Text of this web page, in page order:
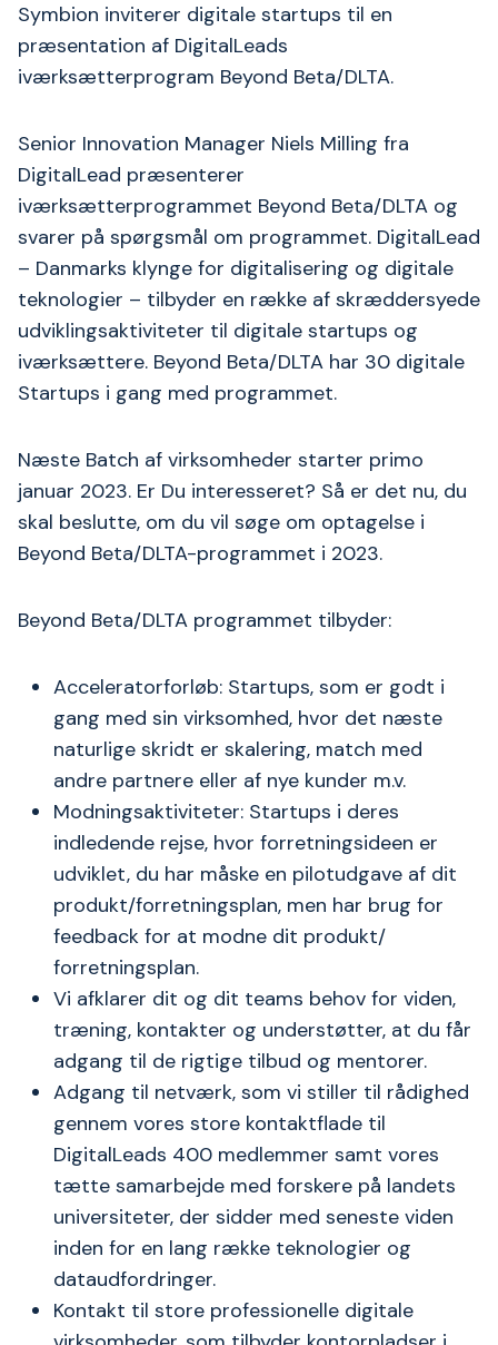
Symbion inviterer digitale startups til en
præsentation af DigitalLeads
iværksætterprogram Beyond Beta/DLTA.
Senior Innovation Manager Niels Milling fra
DigitalLead præsenterer
iværksætterprogrammet Beyond Beta/DLTA og
svarer på spørgsmål om programmet. DigitalLead
– Danmarks klynge for digitalisering og digitale
teknologier – tilbyder en række af skræddersyede
udviklingsaktiviteter til digitale startups og
iværksættere. Beyond Beta/DLTA har 30 digitale
Startups i gang med programmet.
Næste Batch af virksomheder starter primo
januar 2023. Er Du interesseret? Så er det nu, du
skal beslutte, om du vil søge om optagelse i
Beyond Beta/DLTA-programmet i 2023.
Beyond Beta/DLTA programmet tilbyder:
Acceleratorforløb: Startups, som er godt i
gang med sin virksomhed, hvor det næste
naturlige skridt er skalering, match med
andre partnere eller af nye kunder m.v.
Modningsaktiviteter: Startups i deres
indledende rejse, hvor forretningsideen er
udviklet, du har måske en pilotudgave af dit
produkt/forretningsplan, men har brug for
feedback for at modne dit produkt/
forretningsplan.
Vi afklarer dit og dit teams behov for viden,
træning, kontakter og understøtter, at du får
adgang til de rigtige tilbud og mentorer.
Adgang til netværk, som vi stiller til rådighed
gennem vores store kontaktflade til
DigitalLeads 400 medlemmer samt vores
tætte samarbejde med forskere på landets
universiteter, der sidder med seneste viden
inden for en lang række teknologier og
dataudfordringer.
Kontakt til store professionelle digitale